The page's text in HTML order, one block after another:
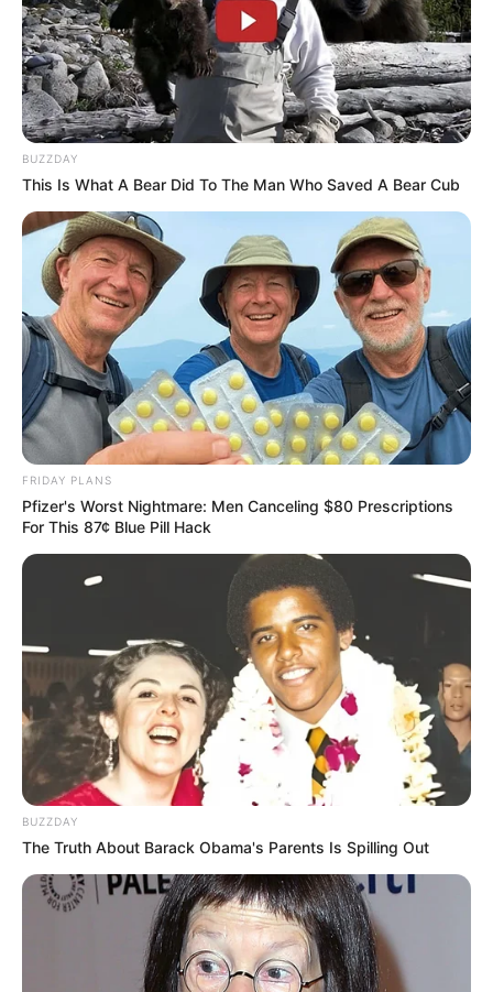
BUZZDAY
This Is What A Bear Did To The Man Who Saved A Bear Cub
FRIDAY PLANS
Pfizer's Worst Nightmare: Men Canceling $80 Prescriptions
For This 87¢ Blue Pill Hack
BUZZDAY
The Truth About Barack Obama's Parents Is Spilling Out